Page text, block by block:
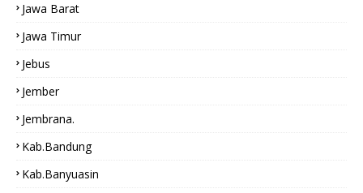
Jawa Barat
Jawa Timur
Jebus
Jember
Jembrana.
Kab.bandung
Kab.Banyuasin